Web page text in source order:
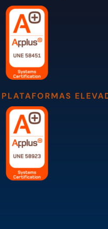
PLATAFORMAS